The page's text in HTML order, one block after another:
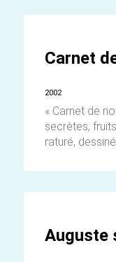
Carnet
2002
« Carnet de
secrètes,
raturé,
Auguste